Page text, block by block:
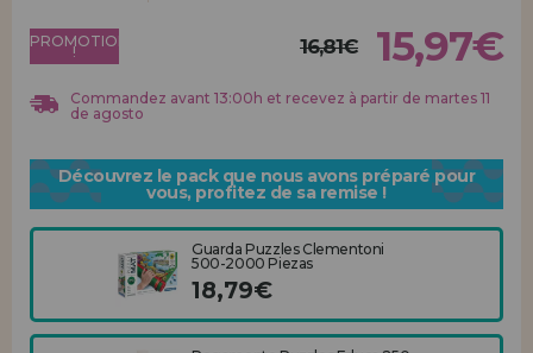
ENREGISTREMENT DISTRIBUTEUR
PROMOTION
! 16,81€ 15,97€
Commandez avant 13:00h et recevez à partir de martes 11
de agosto
Découvrez le pack que nous avons préparé pour
vous, profitez de sa remise !
Guarda Puzzles Clementoni
500-2000 Piezas
18,79€